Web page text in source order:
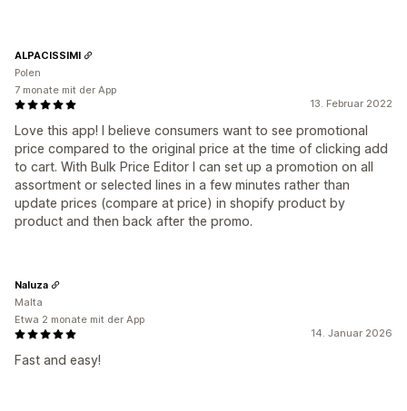
13. Februar 2022
Love this app! I believe consumers want to see promotional
price compared to the original price at the time of clicking add
to cart. With Bulk Price Editor I can set up a promotion on all
assortment or selected lines in a few minutes rather than
update prices (compare at price) in shopify product by
product and then back after the promo.
ALPACISSIMI
Polen
7 monate mit der App
14. Januar 2026
Fast and easy!
Naluza
Malta
Etwa 2 monate mit der App